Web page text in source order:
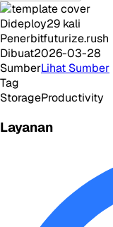
Dideploy29 kali
Penerbitfuturize.rush
Dibuat2026-03-28
SumberLihat Sumber
Tag
StorageProductivity
Layanan